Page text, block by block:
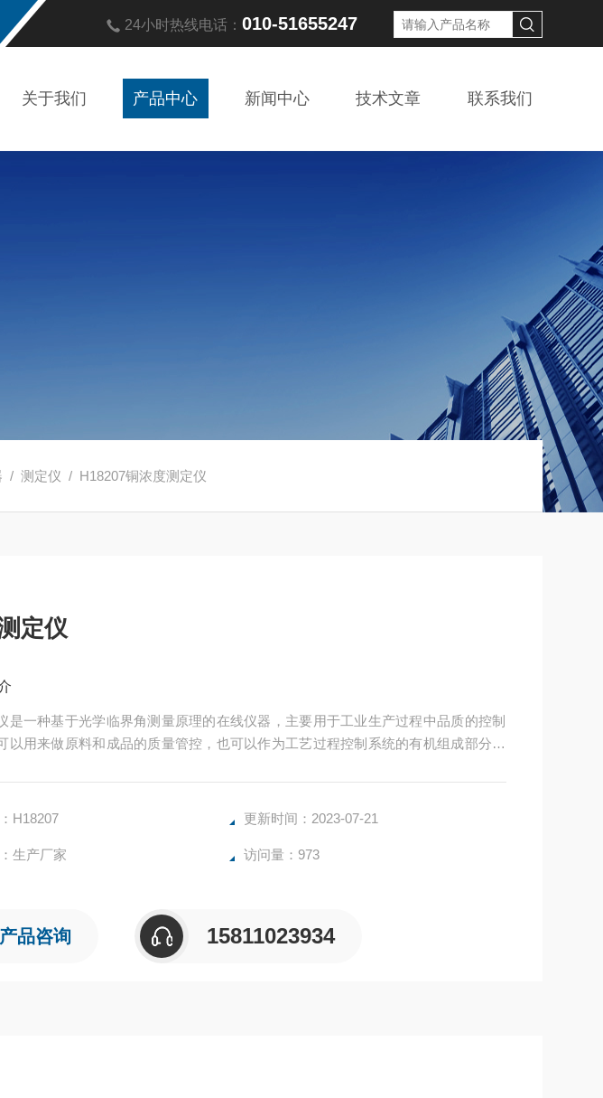
24小时热线电话： 010-51655247
关于我们 产品中心 新闻中心 技术文章 联系我们
/测定仪 / H18207铜浓度测定仪
定仪
是一种基于光学临界角测量原理的在线仪器，主要用于工业生产过程中品质的控制
以用来做原料和成品的质量管控，也可以作为工艺过程控制系统的有机组成部分。
H18207 更新时间：2023-07-21
生产厂家 访问量：973
产品咨询 15811023934